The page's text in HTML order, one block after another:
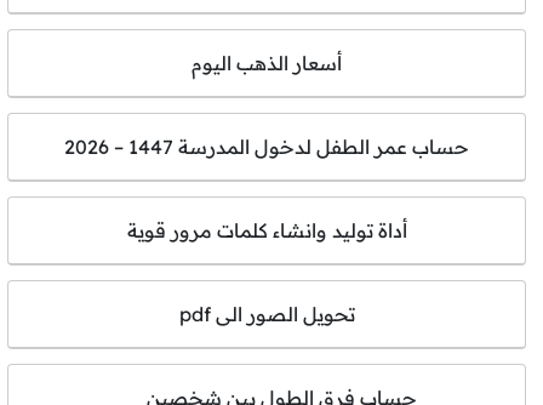
أسعار الذهب اليوم
حساب عمر الطفل لدخول المدرسة 1447 – 2026
أداة توليد وانشاء كلمات مرور قوية
تحويل الصور الى pdf
حساب فرق الطول بين شخصين